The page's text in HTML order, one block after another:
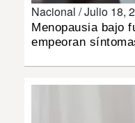
DEPORTES
Nacional /Julio 18,
Menopausia bajo
empeoran